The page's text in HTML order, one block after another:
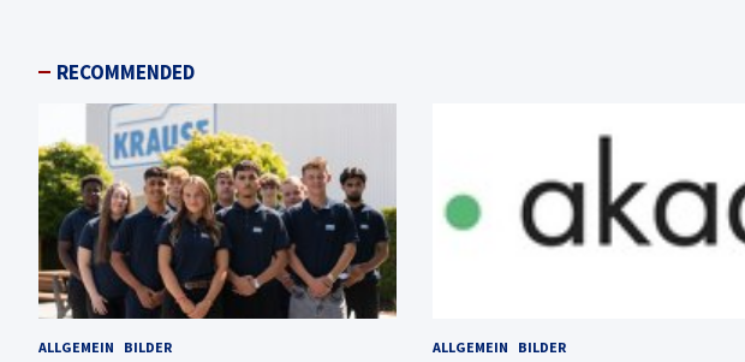
RECOMMENDED
ALLGEMEIN BILDER ALLGEMEIN BILDER